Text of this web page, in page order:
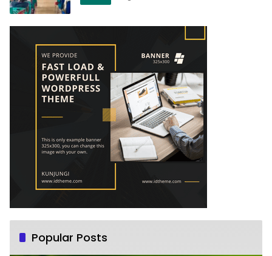
Popular Posts